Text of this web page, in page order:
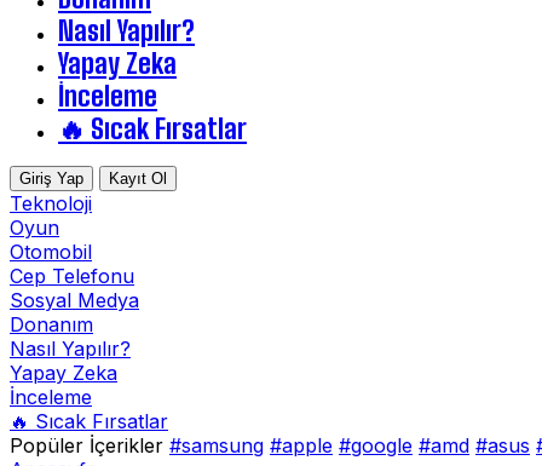
Nasıl Yapılır?
Yapay Zeka
İnceleme
🔥 Sıcak Fırsatlar
Giriş Yap Kayıt Ol
Teknoloji
Oyun
Otomobil
Cep Telefonu
Sosyal Medya
Donanım
Nasıl Yapılır?
Yapay Zeka
İnceleme
🔥 Sıcak Fırsatlar
Popüler İçerikler #samsung #apple #google #amd #asus